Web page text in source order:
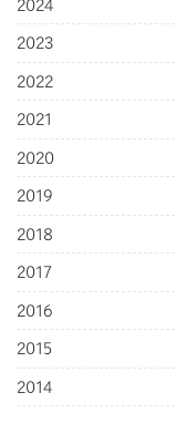
2024
2023
2022
2021
2020
2019
2018
2017
2016
2015
2014